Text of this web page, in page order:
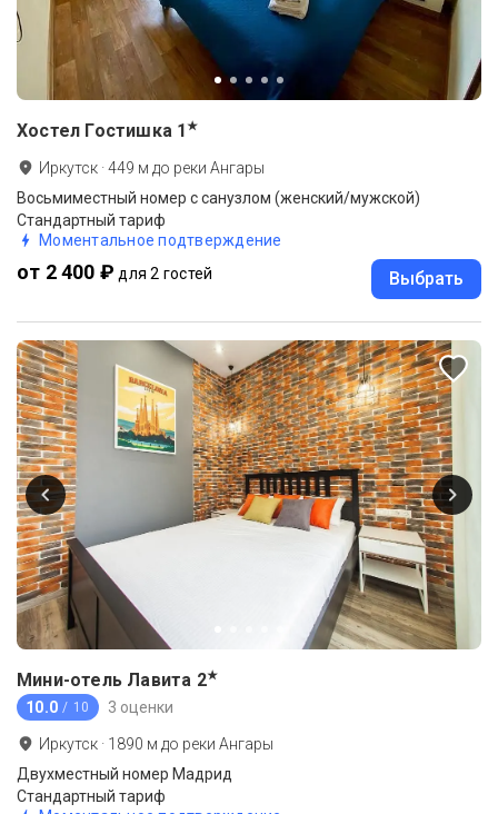
Хостел Гостишка 1★
Иркутск ·449 м до реки Ангары
Восьмиместный номер с санузлом (женский/мужской)
Стандартный тариф
Моментальное подтверждение
от 2 400 ₽ для 2 гостей Выбрать
Мини-отель Лавита 2★
10.0 / 10 3 оценки
Иркутск · 1890 м до реки Ангары
Двухместный номер Мадрид
Стандартный тариф